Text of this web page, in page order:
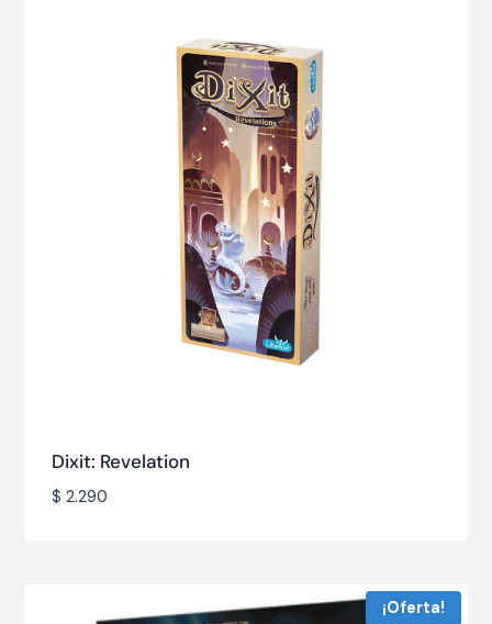
Dixit: Revelation
$ 2.290
¡Oferta!